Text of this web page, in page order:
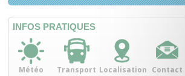
INFOS PRATIQUES
Météo Transport Localisation Contact